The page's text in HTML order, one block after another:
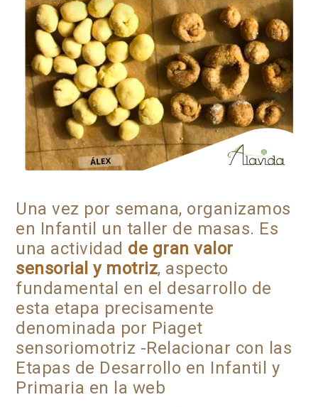
Una vez por semana, organizamos
en Infantil un taller de masas. Es
una actividad de gran valor
sensorial y motriz, aspecto
fundamental en el desarrollo de
esta etapa precisamente
denominada por Piaget
sensoriomotriz -Relacionar con las
Etapas de Desarrollo en Infantil y
Primaria en la web